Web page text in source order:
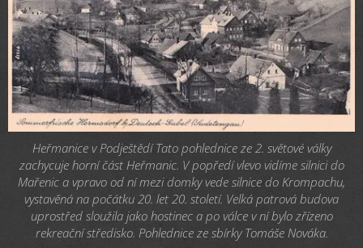
Heřmanice v Podještědí Tato pohlednice ze 2. světové války
zachycuje horní část Heřmanic. V popředí vlevo vidíme silnici do
Mařenic a vpravo od ní mezi domky vede silnice do Krompachu,
vystavěná na počátku 20. let 20. století. Velká patrová budova
uprostřed sloužila jako hostinec a po válce v ní bylo zřízeno
rekreační středisko. Pohlednice ze sbírky Tomáše Nováka.